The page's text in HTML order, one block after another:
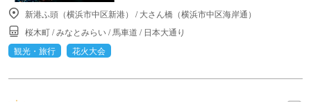
新港ふ頭（横浜市中区新港） /大さん橋（横浜市中区海岸通）
桜木町/みなとみらい/馬車道 / 日本大通り
観光・旅行
花火大会